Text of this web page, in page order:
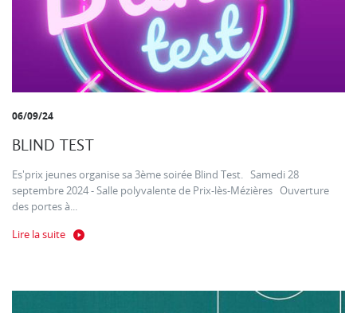
06/09/24
BLIND TEST
Es'prix jeunes organise sa 3ème soirée Blind Test. Samedi 28
septembre 2024 - Salle polyvalente de Prix-lès-Mézières Ouverture
des portes à...
Lire la suite